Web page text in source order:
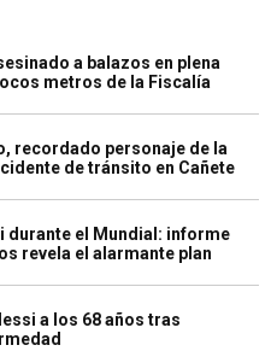
a balazos en plena
metros de la Fiscalía
recordado personaje de la
de tránsito en Cañete
durante el Mundial: informe
revela el alarmante plan
a los 68 años tras